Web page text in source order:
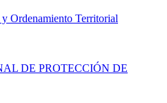
Ordenamiento Territorial
DE PROTECCIÓN DE